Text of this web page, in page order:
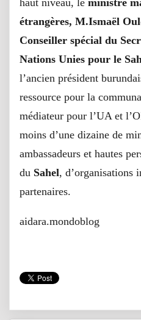
haut niveau, le ministre
étrangères, M.Ismaël
Conseiller spécial du
Nations Unies pour le
l’ancien président
ressource pour la
médiateur pour l’UA et
moins d’une dizaine de
ambassadeurs et hautes
du Sahel, d’organisations
partenaires.
aidara.mondoblog